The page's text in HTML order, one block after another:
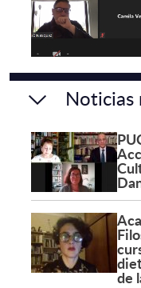
Noticias
de